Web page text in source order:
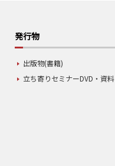
発行物
出版物(書籍)
立ち寄りセミナーDVD・資料